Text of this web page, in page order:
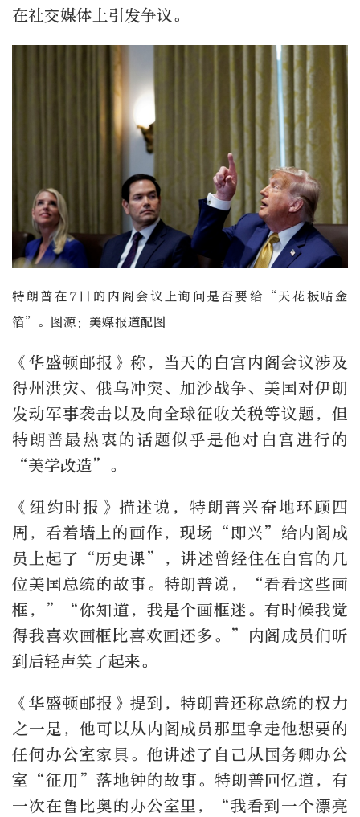
在社交媒体上引发争议。
特朗普在7日的内阁会议上询问是否要给“天花板贴金
箔”。图源：美媒报道配图
《华盛顿邮报》称，当天的白宫内阁会议涉及
得州洪灾、俄乌冲突、加沙战争、美国对伊朗
发动军事袭击以及向全球征收关税等议题，但
特朗普最热衷的话题似乎是他对白宫进行的
“美学改造”。
《纽约时报》描述说，特朗普兴奋地环顾四
周，看着墙上的画作，现场“即兴”给内阁成
员上起了“历史课”，讲述曾经住在白宫的几
位美国总统的故事。特朗普说，“看看这些画
框，”“你知道，我是个画框迷。有时候我觉
得我喜欢画框比喜欢画还多。”内阁成员们听
到后轻声笑了起来。
《华盛顿邮报》提到，特朗普还称总统的权力
之一是，他可以从内阁成员那里拿走他想要的
任何办公室家具。他讲述了自己从国务卿办公
室“征用”落地钟的故事。特朗普回忆道，有
一次在鲁比奥的办公室里，“我看到一个漂亮